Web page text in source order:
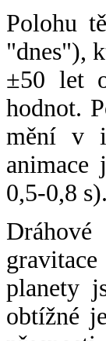
Polohu
"dnes"),
±50 let
hodnot.
mění v
animace
0,5-0,8 s).
planety
obtížné